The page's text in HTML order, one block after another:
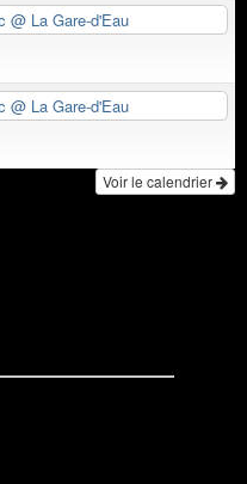
@ La Gare-d'Eau
@ La Gare-d'Eau
Voir le calendrier